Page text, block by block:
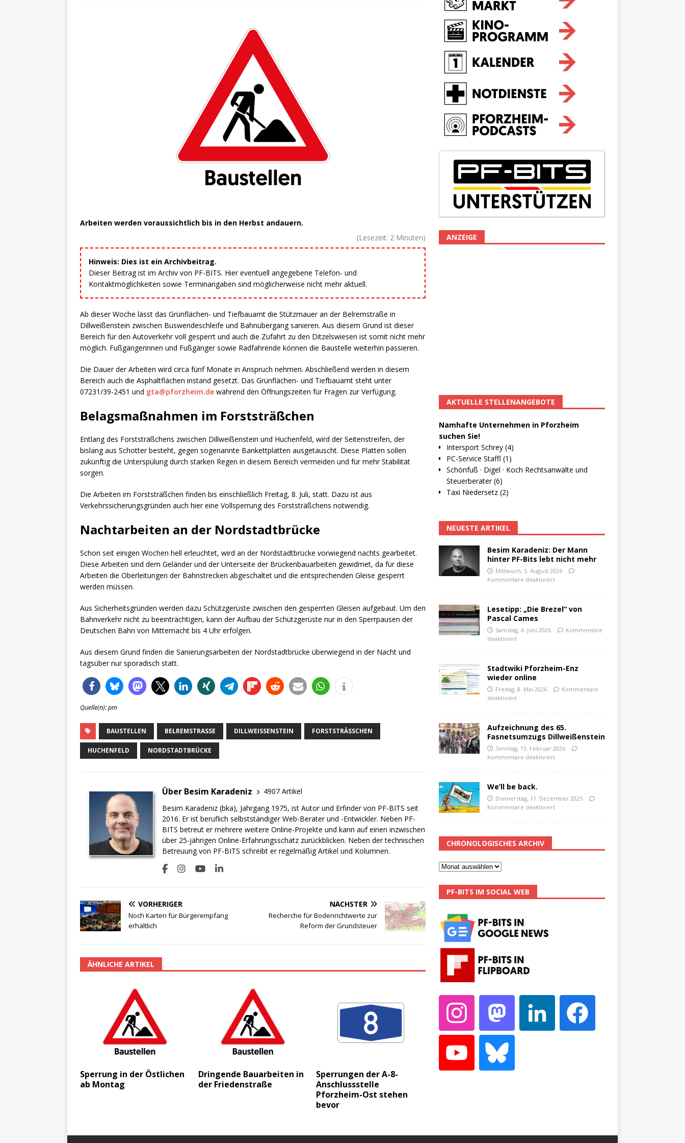
Arbeiten werden voraussichtlich bis in den Herbst andauern.
(Lesezeit: 2 Minuten)
Hinweis: Dies ist ein Archivbeitrag.
Dieser Beitrag ist im Archiv von PF-BITS. Hier eventuell angegebene Telefon- und
Kontaktmöglichkeiten sowie Terminangaben sind möglicherweise nicht mehr aktuell.
Ab dieser Woche lässt das Grünflächen- und Tiefbauamt die Stützmauer an der Belremstraße in
Dillweißenstein zwischen Buswendeschleife und Bahnübergang sanieren. Aus diesem Grund ist dieser
Bereich für den Autoverkehr voll gesperrt und auch die Zufahrt zu den Ditzelswiesen ist somit nicht mehr
möglich. Fußgängerinnen und Fußgänger sowie Radfahrende können die Baustelle weiterhin passieren.
Die Dauer der Arbeiten wird circa fünf Monate in Anspruch nehmen. Abschließend werden in diesem
Bereich auch die Asphaltflächen instand gesetzt. Das Grünflächen- und Tiefbauamt steht unter
07231/39-2451 und gta@pforzheim.de während den Öffnungszeiten für Fragen zur Verfügung.
Belagsmaßnahmen im Forststräßchen
Entlang des Forststräßchens zwischen Dillweißenstein und Huchenfeld, wird der Seitenstreifen, der
bislang aus Schotter besteht, gegen sogenannte Bankettplatten ausgetauscht. Diese Platten sollen
zukünftig die Unterspülung durch starken Regen in diesem Bereich vermeiden und für mehr Stabilität
sorgen.
Die Arbeiten im Forststräßchen finden bis einschließlich Freitag, 8. Juli, statt. Dazu ist aus
Verkehrssicherungsgründen auch hier eine Vollsperrung des Forststräßchens notwendig.
Nachtarbeiten an der Nordstadtbrücke
Schon seit einigen Wochen hell erleuchtet, wird an der Nordstadtbrücke vorwiegend nachts gearbeitet.
Diese Arbeiten sind dem Geländer und der Unterseite der Brückenbauarbeiten gewidmet, da für diese
Arbeiten die Oberleitungen der Bahnstrecken abgeschaltet und die entsprechenden Gleise gesperrt
werden müssen.
Aus Sicherheitsgründen werden dazu Schützgerüste zwischen den gesperrten Gleisen aufgebaut. Um den
Bahnverkehr nicht zu beeinträchtigen, kann der Aufbau der Schützgerüste nur in den Sperrpausen der
Deutschen Bahn von Mitternacht bis 4 Uhr erfolgen.
Aus diesem Grund finden die Sanierungsarbeiten der Nordstadtbrücke überwiegend in der Nacht und
tagsüber nur sporadisch statt.
Quelle(n): pm
BAUSTELLEN BELREMSTRASSE DILLWEISSENSTEIN FORSTSTRÄSSCHEN
HUCHENFELD NORDSTADTBRÜCKE
Über Besim Karadeniz
4907 Artikel
Besim Karadeniz (bka), Jahrgang 1975, ist Autor und Erfinder von PF-BITS seit
2016. Er ist beruflich selbstständiger Web-Berater und -Entwickler. Neben PF-
BITS betreut er mehrere weitere Online-Projekte und kann auf einen inzwischen
über 25-jährigen Online-Erfahrungsschatz zurückblicken. Neben der technischen
Betreuung von PF-BITS schreibt er regelmäßig Artikel und Kolumnen.
VORHERIGER
Noch Karten für Bürgerempfang
erhältlich
NÄCHSTER
Recherche für Bodenrichtwerte zur
Reform der Grundsteuer
ÄHNLICHE ARTIKEL
Sperrung in der Östlichen
ab Montag
Dringende Bauarbeiten in
der Friedenstraße
Sperrungen der A-8-
Anschlussstelle
Pforzheim-Ost stehen
bevor
ANZEIGE
AKTUELLE STELLENANGEBOTE
Namhafte Unternehmen in Pforzheim
suchen Sie!
Intersport Schrey (4)
PC-Service Staffl (1)
Schönfuß · Digel · Koch Rechtsanwälte und
Steuerberater (6)
Taxi Niedersetz (2)
NEUESTE ARTIKEL
Besim Karadeniz: Der Mann
hinter PF-Bits lebt nicht mehr
Mittwoch, 5. August 2026
Kommentare deaktiviert
Lesetipp: „Die Brezel“ von
Pascal Cames
Samstag, 6. Juni 2026
Kommentare
deaktiviert
Stadtwiki Pforzheim-Enz
wieder online
Freitag, 8. Mai 2026
Kommentare
deaktiviert
Aufzeichnung des 65.
Fasnetsumzugs Dillweißenstein
Sonntag, 15. Februar 2026
Kommentare deaktiviert
We’ll be back.
Donnerstag, 11. Dezember 2025
Kommentare deaktiviert
CHRONOLOGISCHES ARCHIV
PF-BITS IM SOCIAL WEB